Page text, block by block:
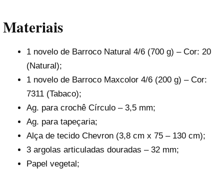
Materiais
1 novelo de Barroco Natural 4/6 (700 g) – Cor: 20
(Natural);
1 novelo de Barroco Maxcolor 4/6 (200 g) – Cor:
7311 (Tabaco);
Ag. para crochê Círculo – 3,5 mm;
Ag. para tapeçaria;
Alça de tecido Chevron (3,8 cm x 75 – 130 cm);
3 argolas articuladas douradas – 32 mm;
Papel vegetal;